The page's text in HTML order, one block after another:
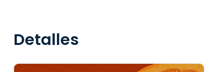
Detalles